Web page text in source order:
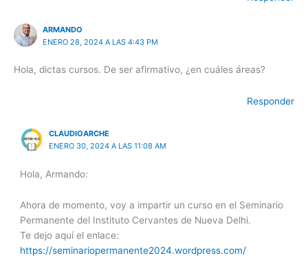
ARMANDO
ENERO 28, 2024 A LAS 4:43 PM
Hola, dictas cursos. De ser afirmativo, ¿en cuáles áreas?
Responder
CLAUDIOARCHE
ENERO 30, 2024 A LAS 11:08 AM
Hola, Armando:
Ahora de momento, voy a impartir un curso en el Seminario
Permanente del Instituto Cervantes de Nueva Delhi.
Te dejo aquí el enlace:
https://seminariopermanente2024.wordpress.com/